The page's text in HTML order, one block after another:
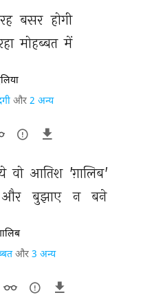
बसर होगी
मोहब्बत में
और 2 अन्य
वो आतिश 'ग़ालिब'
और बुझाए न बने
और 3 अन्य